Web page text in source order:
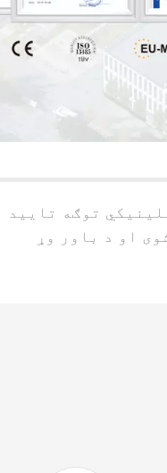
توګه تایید
او د باور وړ